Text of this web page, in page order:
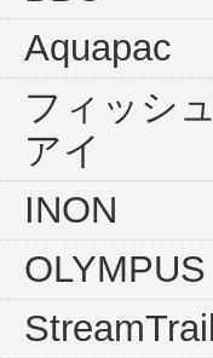
Aquapac
フィッシュ
アイ
INON
OLYMPUS
StreamTrail